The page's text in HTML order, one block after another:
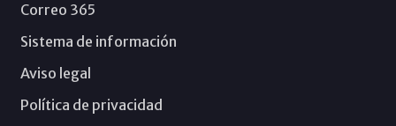
Correo 365
Sistema de información
Aviso legal
Política de privacidad